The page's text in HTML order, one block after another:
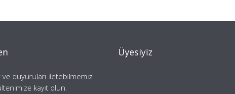
ve duyuruları iletebilmemiz
kayıt olun.
Üyesiyiz